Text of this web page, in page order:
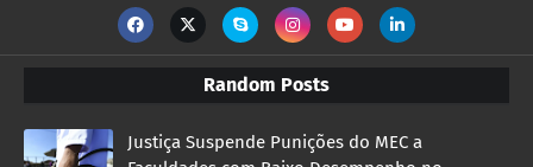
Random Posts
Justiça Suspende Punições do MEC a